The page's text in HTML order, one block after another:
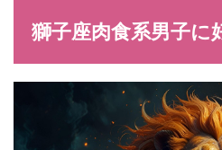
獅子座肉食系男子に